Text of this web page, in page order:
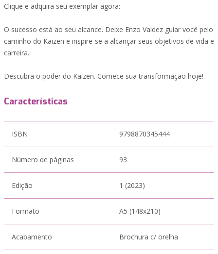
Clique e adquira seu exemplar agora:
O sucesso está ao seu alcance. Deixe Enzo Valdez guiar você pelo
caminho do Kaizen e inspire-se a alcançar seus objetivos de vida e
carreira.
Descubra o poder do Kaizen. Comece sua transformação hoje!
Características
ISBN 9798870345444
Número de páginas 93
Edição 1 (2023)
Formato A5 (148x210)
Acabamento Brochura c/ orelha